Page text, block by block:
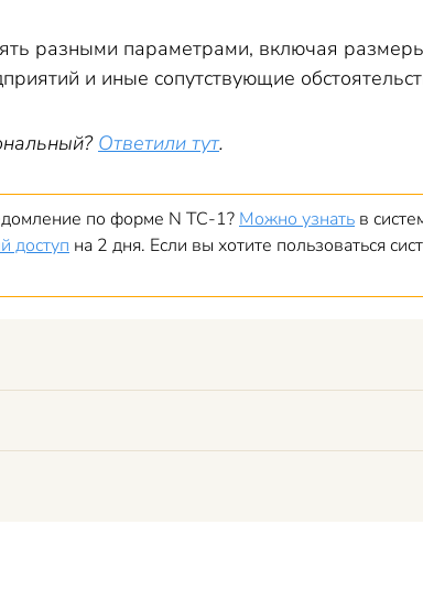
разными параметрами, включая
и иные сопутствующие
Ответили тут.
по форме N ТС-1? Можно узнать в
доступ на 2 дня. Если вы хотите пользоваться